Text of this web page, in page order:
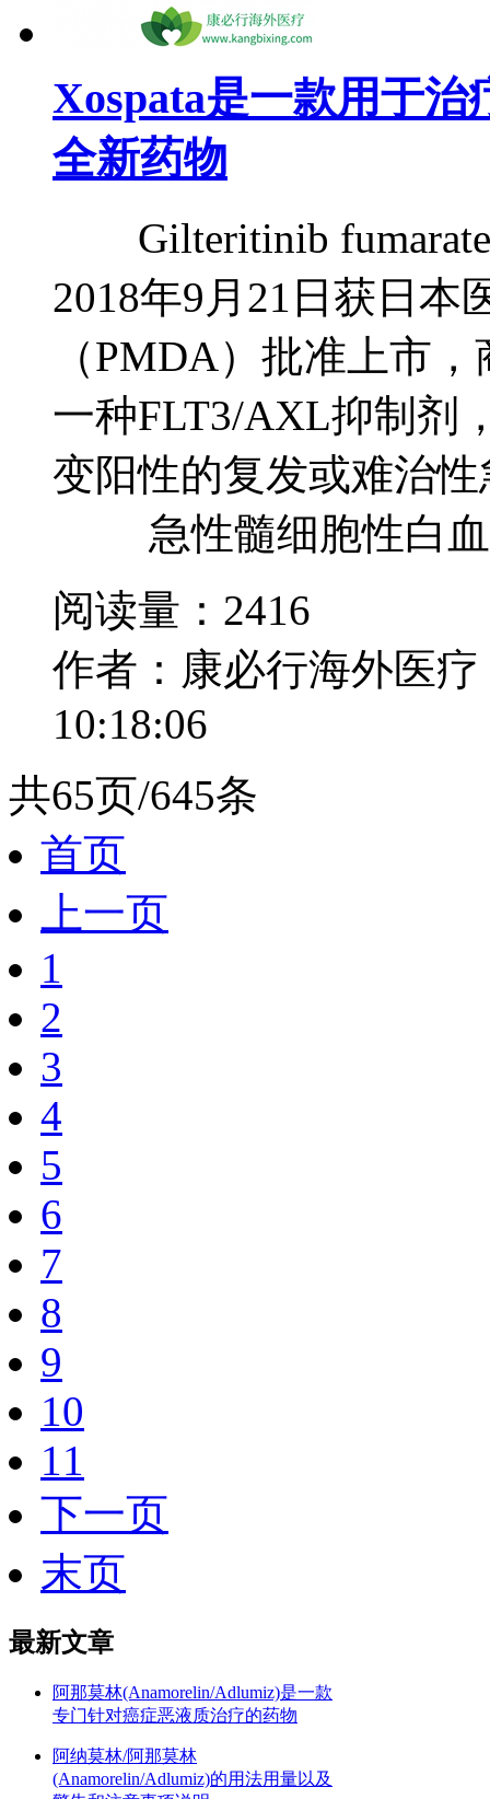
Xospata是一款用于
全新药物
Gilteritinib fumarate
2018年9月21日获日本
（PMDA）批准上市
一种FLT3/AXL抑制剂
变阳性的复发或难治
急性髓细胞性白血
阅读量：2416
作者：康必行海外医疗
10:18:06
共65页/645条
首页
上一页
1
2
3
4
5
6
7
8
9
10
11
下一页
末页
最新文章
阿那莫林(Anamorelin/Adlumiz)是一款
专门针对癌症恶液质治疗的药物
阿纳莫林/阿那莫林
(Anamorelin/Adlumiz)的用法用量以及